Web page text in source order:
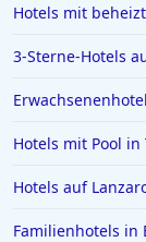
Hotels mit
3-Sterne-Hotels
Hotels mit Pool in
Hotels auf
Familienhotels in